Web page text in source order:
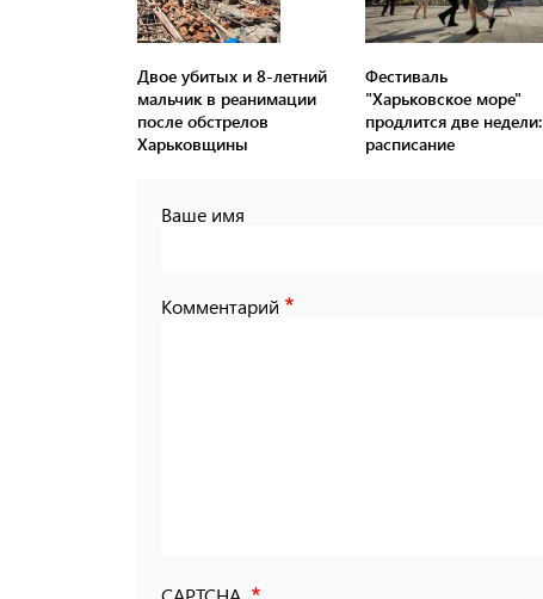
Двое убитых и 8-летний
мальчик в реанимации
после обстрелов
Харьковщины
Фестиваль
"Харьковское море"
продлится две недели:
расписание
Ваше имя
Комментарий